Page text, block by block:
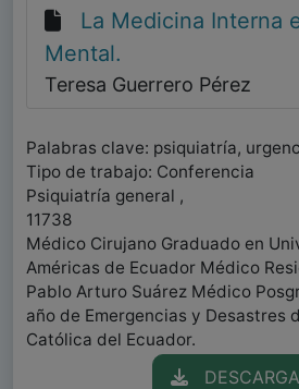
La Medicina Interna
Mental.
Teresa Guerrero Pérez
Palabras clave: psiquiatría,
Tipo de trabajo: Conferencia
Psiquiatría general ,
11738
Médico Cirujano Graduado en
Américas de Ecuador Médico
Pablo Arturo Suárez Médico
año de Emergencias y Desastres
Católica del Ecuador.